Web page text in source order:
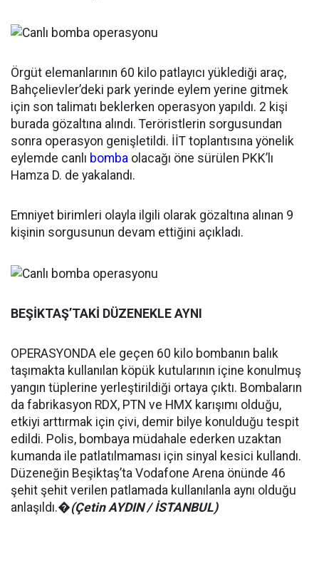
Örgüt elemanlarının 60 kilo patlayıcı yüklediği araç,
Bahçelievler’deki park yerinde eylem yerine gitmek
için son talimatı beklerken operasyon yapıldı. 2 kişi
burada gözaltına alındı. Teröristlerin sorgusundan
sonra operasyon genişletildi. İİT toplantısına yönelik
eylemde canlı bomba olacağı öne sürülen PKK’lı
Hamza D. de yakalandı.
Emniyet birimleri olayla ilgili olarak gözaltına alınan 9
kişinin sorgusunun devam ettiğini açıkladı.
BEŞİKTAŞ’TAKİ DÜZENEKLE AYNI
OPERASYONDA ele geçen 60 kilo bombanın balık
taşımakta kullanılan köpük kutularının içine konulmuş
yangın tüplerine yerleştirildiği ortaya çıktı. Bombaların
da fabrikasyon RDX, PTN ve HMX karışımı olduğu,
etkiyi arttırmak için çivi, demir bilye konulduğu tespit
edildi. Polis, bombaya müdahale ederken uzaktan
kumanda ile patlatılmaması için sinyal kesici kullandı.
Düzeneğin Beşiktaş’ta Vodafone Arena önünde 46
şehit şehit verilen patlamada kullanılanla aynı olduğu
anlaşıldı.�(Çetin AYDIN / İSTANBUL)